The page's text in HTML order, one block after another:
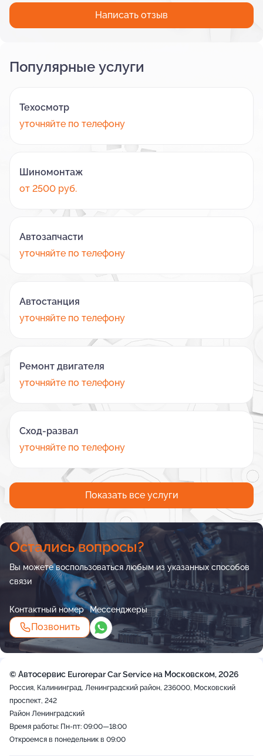
Написать отзыв
Популярные услуги
Техосмотр
уточняйте по телефону
Шиномонтаж
от 2500 руб.
Автозапчасти
уточняйте по телефону
Автостанция
уточняйте по телефону
Ремонт двигателя
уточняйте по телефону
Сход-развал
уточняйте по телефону
Показать все услуги
Остались вопросы?
Вы можете воспользоваться любым из указанных способов
связи
Контактный номер
Позвонить
Мессенджеры
© Автосервис Eurorepar Car Service на Московском, 2026
Россия, Калининград, Ленинградский район, 236000, Московский
проспект, 242
Район Ленинградский
Время работы: Пн-пт: 09:00—18:00
Откроемся в понедельник в 09:00